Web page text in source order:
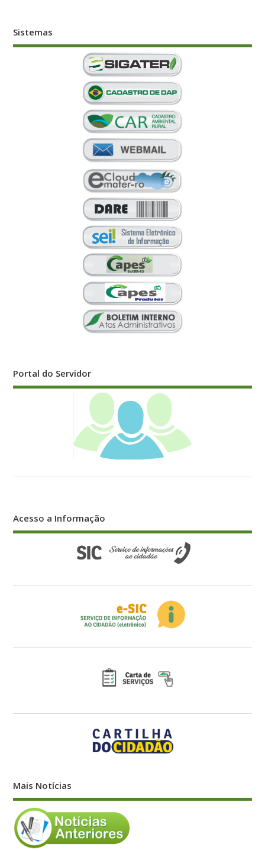
Sistemas
Portal do Servidor
Acesso a Informação
Mais Notícias